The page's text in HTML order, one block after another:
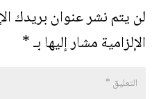
لن يتم نشر عنوان بريدك
الإلزامية مشار إليها بـ*